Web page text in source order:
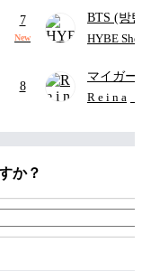
7
New
BTS (방
HYBE
8
マイガ
R e i n a
か？